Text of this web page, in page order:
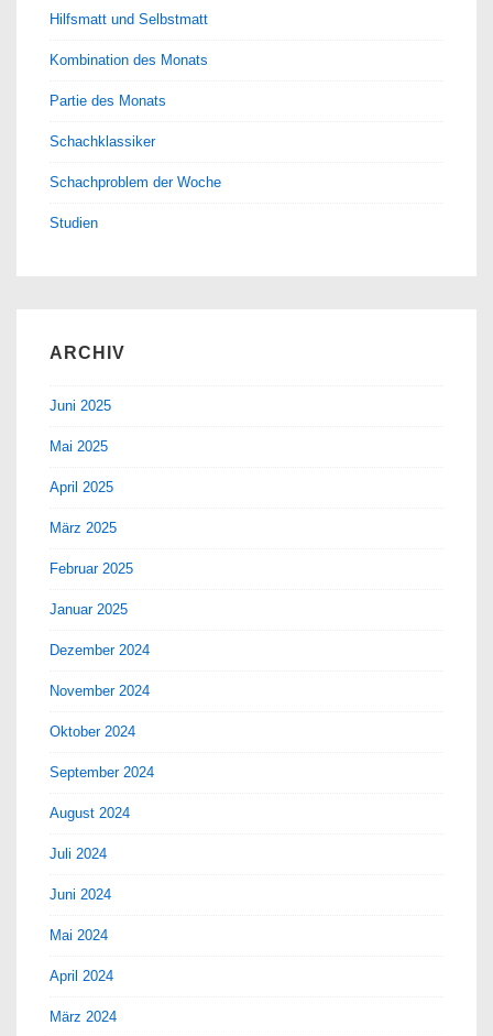
Hilfsmatt und Selbstmatt
Kombination des Monats
Partie des Monats
Schachklassiker
Schachproblem der Woche
Studien
ARCHIV
Juni 2025
Mai 2025
April 2025
März 2025
Februar 2025
Januar 2025
Dezember 2024
November 2024
Oktober 2024
September 2024
August 2024
Juli 2024
Juni 2024
Mai 2024
April 2024
März 2024